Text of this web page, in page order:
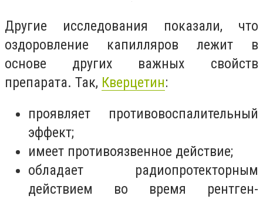
Другие исследования показали, что
оздоровление капилляров лежит в
основе других важных свойств
препарата. Так, Кверцетин:
проявляет противовоспалительный
эффект;
имеет противоязвенное действие;
обладает радиопротекторным
действием во время рентген-